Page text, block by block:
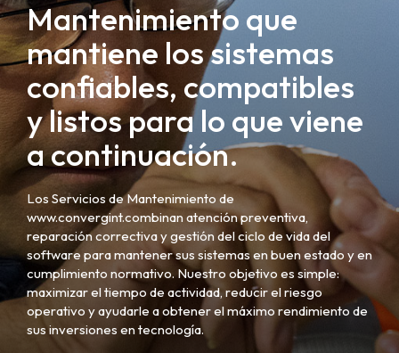
Mantenimiento que
mantiene los sistemas
confiables, compatibles
y listos para lo que viene
a continuación.
Los Servicios de Mantenimiento de
www.convergint.combinan atención preventiva,
reparación correctiva y gestión del ciclo de vida del
software para mantener sus sistemas en buen estado y en
cumplimiento normativo. Nuestro objetivo es simple:
maximizar el tiempo de actividad, reducir el riesgo
operativo y ayudarle a obtener el máximo rendimiento de
sus inversiones en tecnología.